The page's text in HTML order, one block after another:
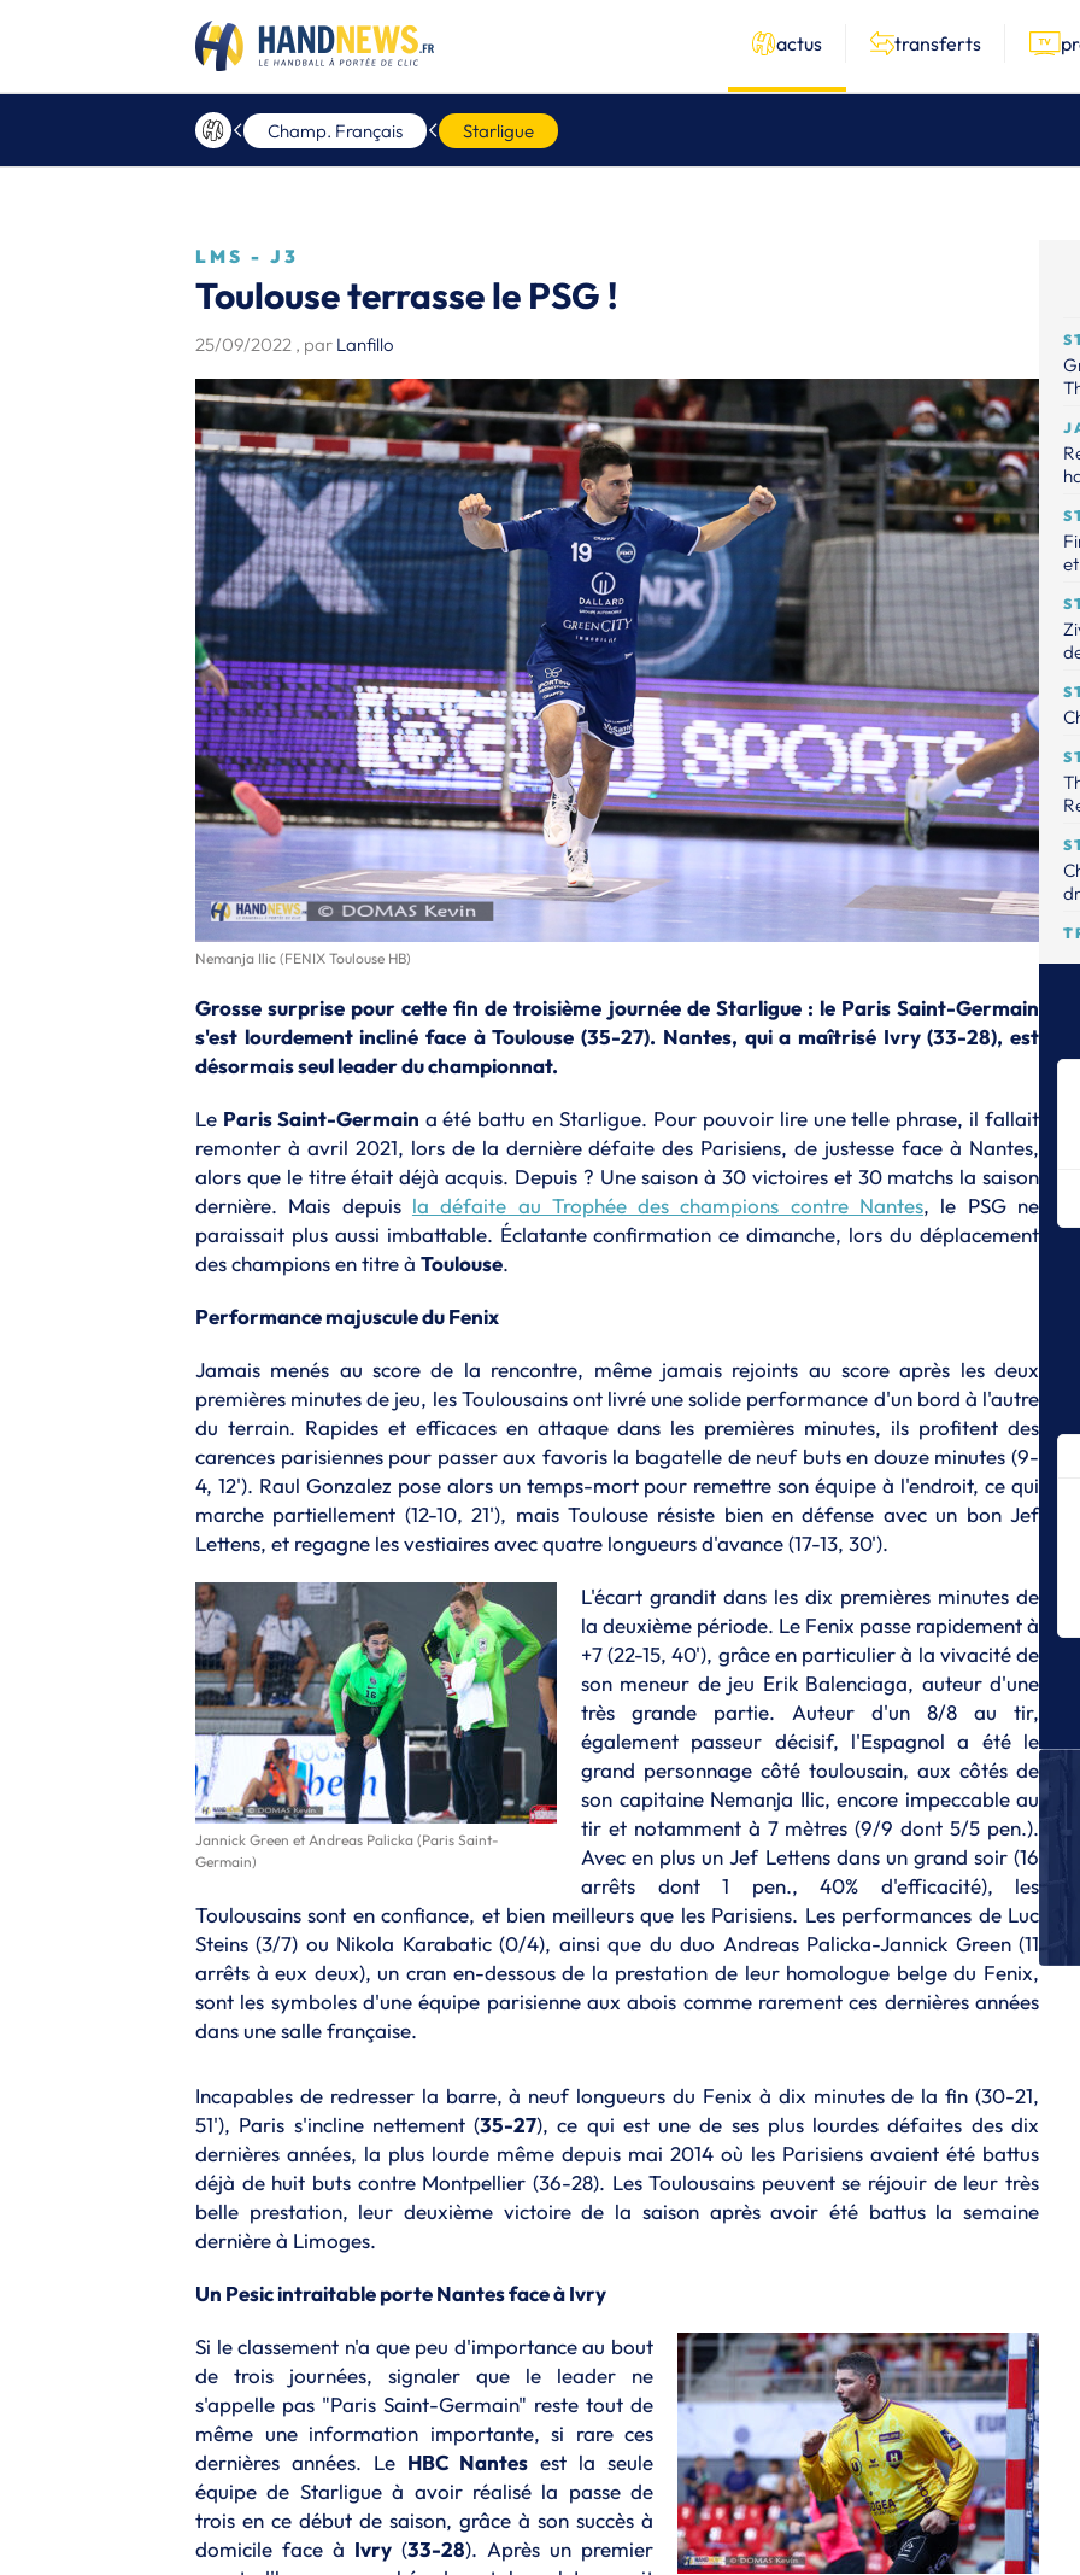
actus transferts
Champ. Français Starligue
LMS - J3
Toulouse terrasse le PSG !
25/09/2022 , par Lanfillo
Nemanja Ilic (FENIX Toulouse HB)
Grosse surprise pour cette fin de troisième journée de Starligue : le Paris Saint-Germain
s'est lourdement incliné face à Toulouse (35-27). Nantes, qui a maîtrisé Ivry (33-28), est
désormais seul leader du championnat.
Le Paris Saint-Germain a été battu en Starligue. Pour pouvoir lire une telle phrase, il fallait
remonter à avril 2021, lors de la dernière défaite des Parisiens, de justesse face à Nantes,
alors que le titre était déjà acquis. Depuis ? Une saison à 30 victoires et 30 matchs la saison
dernière. Mais depuis la défaite au Trophée des champions contre Nantes, le PSG ne
paraissait plus aussi imbattable. Éclatante confirmation ce dimanche, lors du déplacement
des champions en titre à Toulouse.
Performance majuscule du Fenix
Jamais menés au score de la rencontre, même jamais rejoints au score après les deux
premières minutes de jeu, les Toulousains ont livré une solide performance d'un bord à l'autre
du terrain. Rapides et efficaces en attaque dans les premières minutes, ils profitent des
carences parisiennes pour passer aux favoris la bagatelle de neuf buts en douze minutes (9-
4, 12'). Raul Gonzalez pose alors un temps-mort pour remettre son équipe à l'endroit, ce qui
marche partiellement (12-10, 21'), mais Toulouse résiste bien en défense avec un bon Jef
Lettens, et regagne les vestiaires avec quatre longueurs d'avance (17-13, 30').
Jannick Green et Andreas Palicka (Paris Saint-
Germain)
L'écart grandit dans les dix premières minutes de
la deuxième période. Le Fenix passe rapidement à
+7 (22-15, 40'), grâce en particulier à la vivacité de
son meneur de jeu Erik Balenciaga, auteur d'une
très grande partie. Auteur d'un 8/8 au tir,
également passeur décisif, l'Espagnol a été le
grand personnage côté toulousain, aux côtés de
son capitaine Nemanja Ilic, encore impeccable au
tir et notamment à 7 mètres (9/9 dont 5/5 pen.).
Avec en plus un Jef Lettens dans un grand soir (16
arrêts dont 1 pen., 40% d'efficacité), les
Toulousains sont en confiance, et bien meilleurs que les Parisiens. Les performances de Luc
Steins (3/7) ou Nikola Karabatic (0/4), ainsi que du duo Andreas Palicka-Jannick Green (11
arrêts à eux deux), un cran en-dessous de la prestation de leur homologue belge du Fenix,
sont les symboles d'une équipe parisienne aux abois comme rarement ces dernières années
dans une salle française.
Incapables de redresser la barre, à neuf longueurs du Fenix à dix minutes de la fin (30-21,
51'), Paris s'incline nettement (35-27), ce qui est une de ses plus lourdes défaites des dix
dernières années, la plus lourde même depuis mai 2014 où les Parisiens avaient été battus
déjà de huit buts contre Montpellier (36-28). Les Toulousains peuvent se réjouir de leur très
belle prestation, leur deuxième victoire de la saison après avoir été battus la semaine
dernière à Limoges.
Un Pesic intraitable porte Nantes face à Ivry
Si le classement n'a que peu d'importance au bout
de trois journées, signaler que le leader ne
s'appelle pas "Paris Saint-Germain" reste tout de
même une information importante, si rare ces
dernières années. Le HBC Nantes est la seule
équipe de Starligue à avoir réalisé la passe de
trois en ce début de saison, grâce à son succès à
domicile face à Ivry (33-28). Après un premier